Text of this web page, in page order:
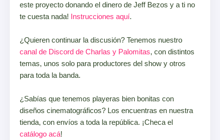
este proyecto donando el dinero de Jeff Bezos y a ti no
te cuesta nada! Instrucciones aquí.
¿Quieren continuar la discusión? Tenemos nuestro
canal de Discord de Charlas y Palomitas, con distintos
temas, unos solo para productores del show y otros
para toda la banda.
¿Sabías que tenemos playeras bien bonitas con
diseños cinematográficos? Los encuentras en nuestra
tienda, con envíos a toda la república. ¡Checa el
catálogo acá!